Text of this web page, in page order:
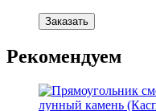
Заказать
Рекомендуем